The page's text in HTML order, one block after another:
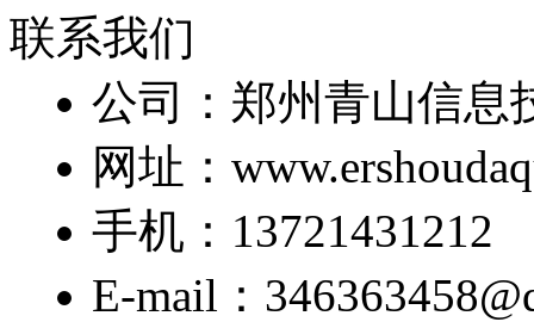
联系我们
公司：郑州青山信息
网址：
手机：13721431212
E-mail：